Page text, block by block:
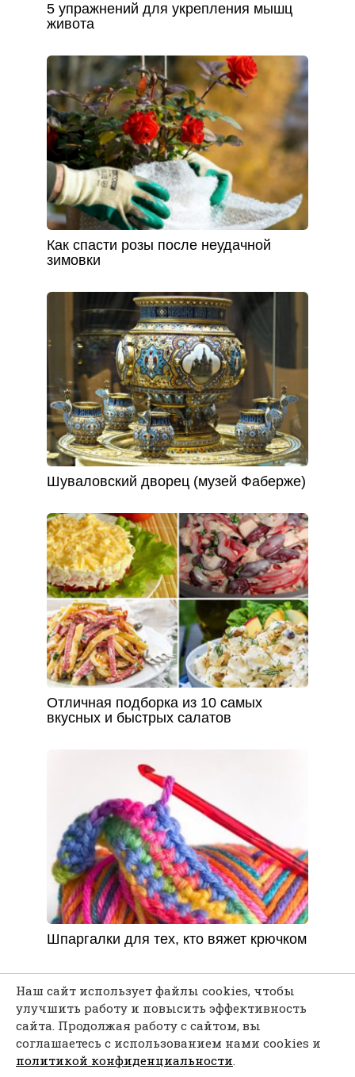
5 упражнений для укрепления мышц
живота
Как спасти розы после неудачной
зимовки
Шуваловский дворец (музей Фаберже)
Отличная подборка из 10 самых
вкусных и быстрых салатов
Шпаргалки для тех, кто вяжет крючком
Каждая мелочь может послужить твоему
вдохновению...
Наш сайт использует файлы cookies, чтобы
улучшить работу и повысить эффективность
сайта. Продолжая работу с сайтом, вы
соглашаетесь с использованием нами cookies и
политикой конфиденциальности.